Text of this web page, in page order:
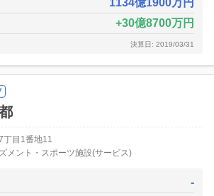
1134億1900万円
30億8700万円
決算日: 2019/03/31
丁目1番地11
メント・スポーツ施設(サービス)
-